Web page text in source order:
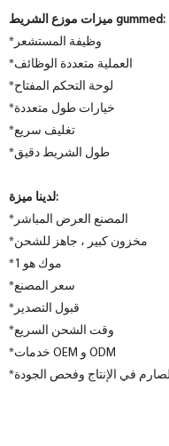
ميزات موزع الشريط gummed:
*وظيفة المستشعر
*العملية متعددة الوظائف
*لوحة التحكم المفتاح
*خيارات طول متعددة
*تغليف سريع
*طول الشريط دقيق
لدينا ميزة:
*المصنع العرض المباشر
*مخزون كبير ، جاهز للشحن
*موك هو 1
*سعر المصنع
*قبول التصدير
*وقت الشحن السريع
*خدمات OEM و ODM
في الإنتاج وفحص الجودة